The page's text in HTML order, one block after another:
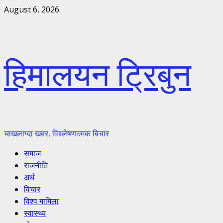
Skip
August 6, 2026
हिमालयन ट्रिबुन
चाखलाग्दा खबर, विश्लेषणात्मक बिचार
Primary
Menu
समाज
राजनीति
अर्थ
विचार
विश्व मामिला
स्वास्थ्य